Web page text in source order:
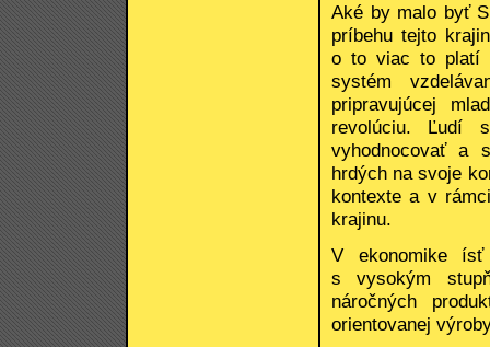
Aké by malo byť
príbehu tejto
o to viac to platí
systém
pripravujúcej
revolúciu. Ľudí
vyhodnocovať a
hrdých na svoje
kontexte a v
krajinu.
V ekonomike ísť
s vysokým
náročných
orientovanej